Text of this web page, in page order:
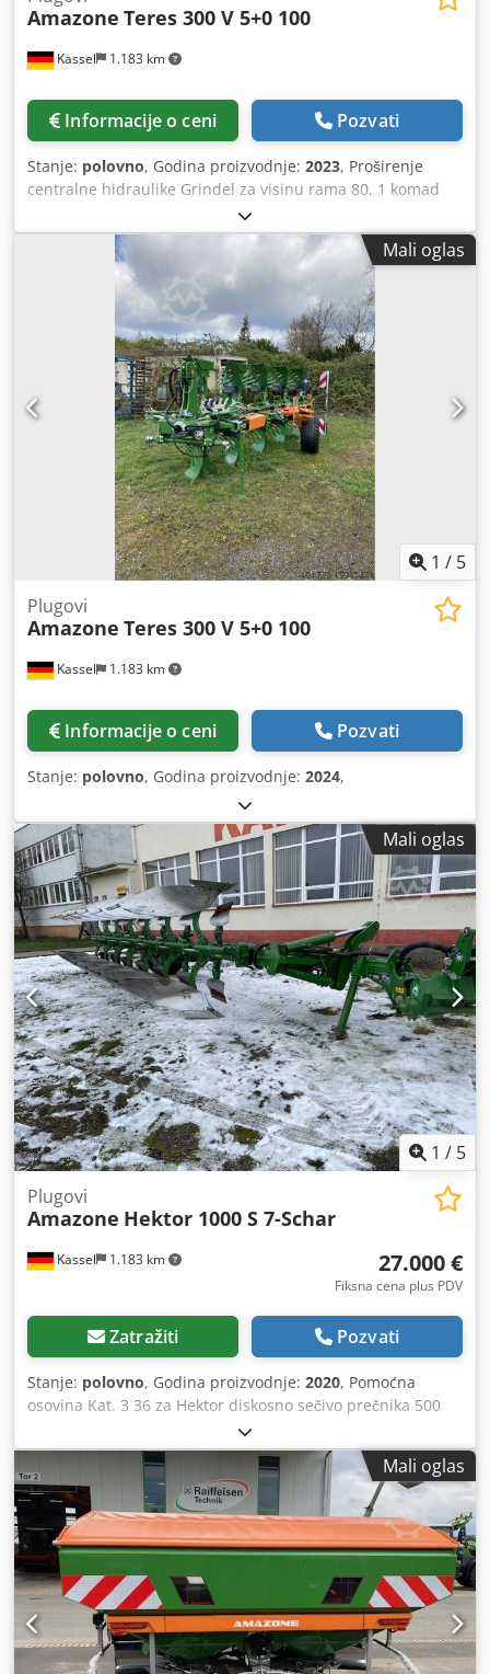
Kassel 1.183 km
Amazone Teres 300 V 5+0 100
Informacije o ceni Pozvati
Stanje: polovno, Godina proizvodnje: 2023, Proširenje
centralne hidraulike Grindel za visinu rama 80, 1 komad
plužnog tela STW / 35, 1 par raoničkih noževa 430, 1 par
HD vrhova raonika, 1 par umetnih limova za STW / 35, 1
par držača disk-sekača za Variopf disk-sekač D 500
nazubljen i / opružen, 1 Dodpfxsr Ucige Aaisck
Mali oglas
1 / 5
Kassel 1.183 km
Plugovi
Amazone Teres 300 V 5+0 100
Informacije o ceni Pozvati
Stanje: polovno, Godina proizvodnje: 2024,
Mali oglas
1 / 5
Kassel 1.183 km
Plugovi
Amazone Hektor 1000 S 7-Schar
27.000 €
Fiksna cena plus PDV
Zatražiti Pozvati
Stanje: polovno, Godina proizvodnje: 2020, Pomoćna
osovina Kat. 3 36 za Hektor diskosno sečivo prečnika 500
mm za hidrauličko oslobađanje kamena / teški predorezač
G1, podesiv, LED osvetljenje pozadi, označavanje napred /
zaštita od krađe, EU tipska homologacija 40 km/h - vučeni
reverzibilni plug - RH 82 / mogućnost proširenja Dcsdpfx
Ajthk U Toaisk
Mali oglas